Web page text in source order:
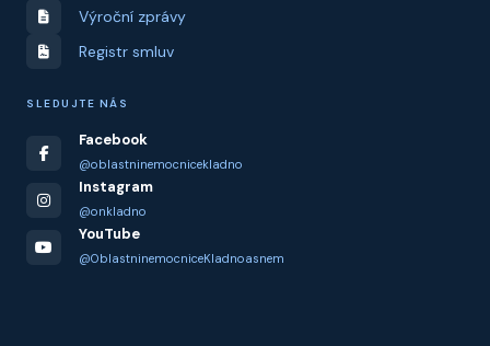
Výroční zprávy
Registr smluv
SLEDUJTE NÁS
Facebook
@oblastninemocnicekladno
Instagram
@onkladno
YouTube
@OblastninemocniceKladnoasnem